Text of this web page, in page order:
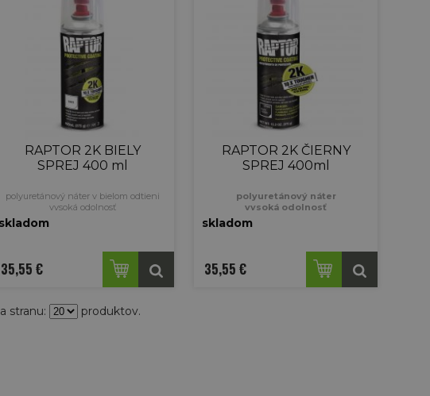
RAPTOR 2K BIELY
SPREJ 400 ml
polyuretánový náter v bielom odtieni
vysoká odolnosť
ochranná bariéra
vhodný do najťažších situácií
max do 1 hod. (prebieha vytvrdzovanie)
skladom
35,55 €
RAPTOR 2K ČIERNY
SPREJ 400ml
polyuretánový náter
vysoká odolnosť
ochranná bariéra
vhodný do najťažších situácií
použiteľný max do 1 hod.
(prebieha vytvrdzovanie)
skladom
35,55 €
stranu: produktov.